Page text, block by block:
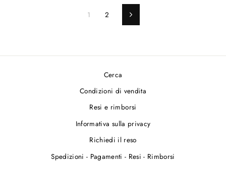
1 2 Pagina
successiva
Cerca
Condizioni di vendita
Resi e rimborsi
Informativa sulla privacy
Richiedi il reso
Spedizioni - Pagamenti - Resi - Rimborsi